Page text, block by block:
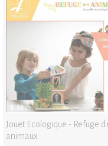
Jouet Ecologique - Refuge
animaux